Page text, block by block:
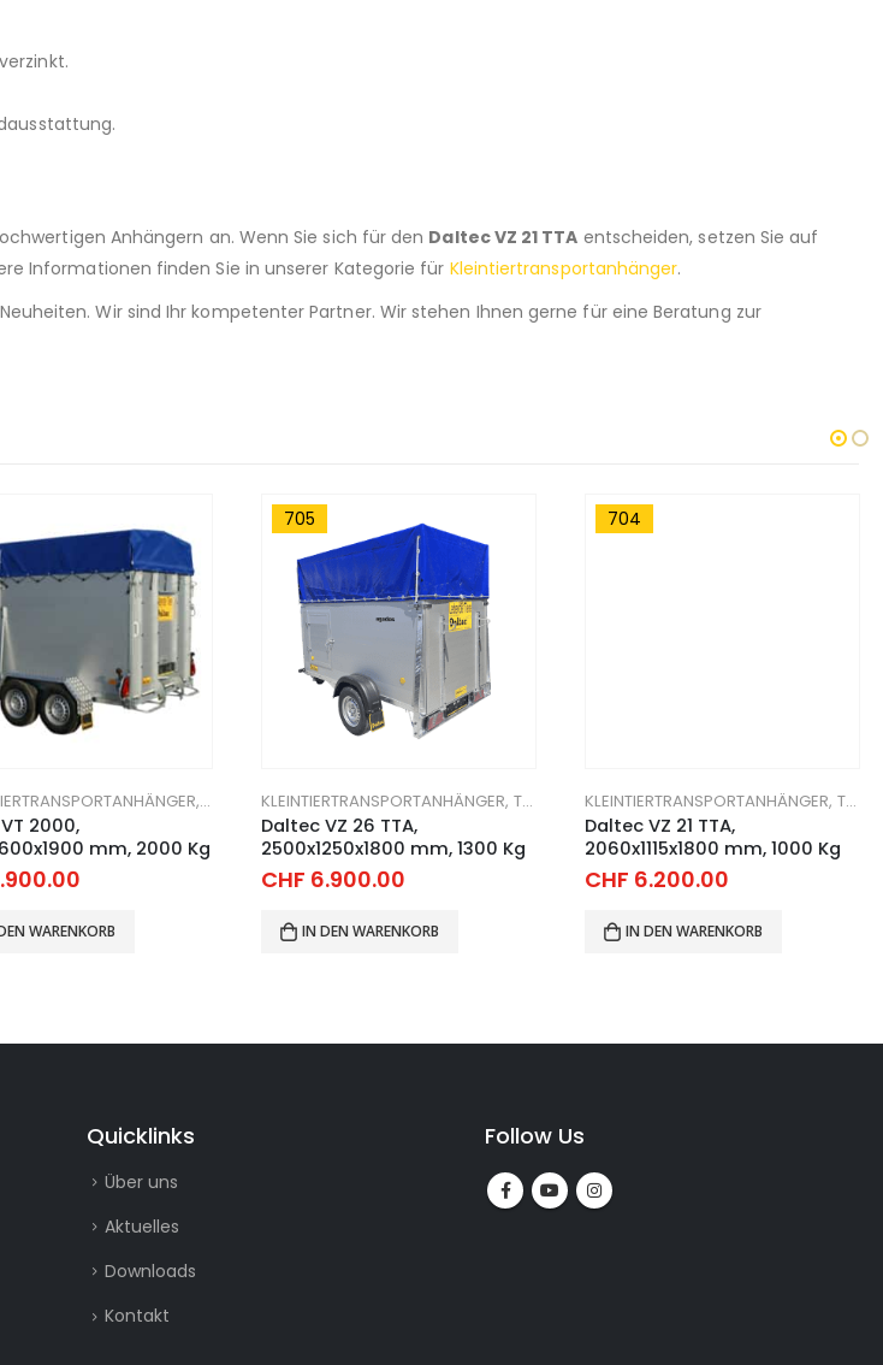
Anhängern an. Wenn Sie sich für den Daltec VZ 21 TTA entscheiden, setzen Sie auf
Informationen finden Sie in unserer Kategorie für Kleintiertransportanhänger.
Wir sind Ihr kompetenter Partner. Wir stehen Ihnen gerne für eine Beratung zur
ANHÄNGER , TIERTRANSPORT-ANHÄNGER
2000,
mm, 2000 Kg
WARENKORB
705
KLEINTIERTRANSPORTANHÄNGER,TIERTRANSPORT-ANHÄNGER
Daltec VZ 26 TTA,
2500x1250x1800 mm, 1300 Kg
CHF 6.900.00
IN DEN WARENKORB
704
KLEINTIERTRANSPORTANHÄNGER, TIERTRANSPORT-ANHÄNGER
Daltec VZ 21 TTA,
2060x1115x1800 mm, 1000 Kg
CHF 6.200.00
IN DEN WARENKORB
Quicklinks
Über uns
Aktuelles
Downloads
Kontakt
Follow Us